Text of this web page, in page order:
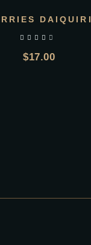
DAIQUIRI
$17.00